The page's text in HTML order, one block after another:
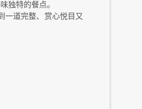
独特的餐点。
一道完整、赏心悦目又